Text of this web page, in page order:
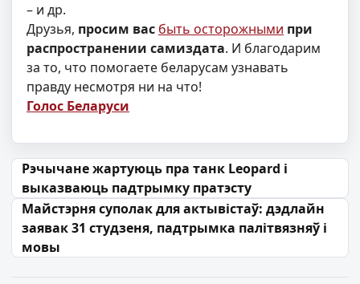
– и др.
Друзья, просим вас быть осторожными при
распространении самиздата. И благодарим
за то, что помогаете беларусам узнавать
правду несмотря ни на что!
Голос Беларуси
Навігацыя па запісах
Рэчычане жартуюць пра танк Leopard і
выказваюць падтрымку пратэсту
Майстэрня суполак для актывістаў: дэдлайн
заявак 31 студзеня, падтрымка палітвязняў і
мовы